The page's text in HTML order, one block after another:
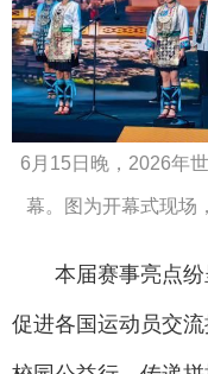
6月15日晚，2026年
幕。图为开幕式现场
本届赛事亮点纷
促进各国运动员交